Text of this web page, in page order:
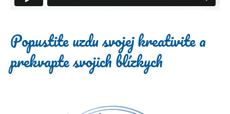
Popustite uzdu svojej kreativite a
prekvapte svojich blízkych